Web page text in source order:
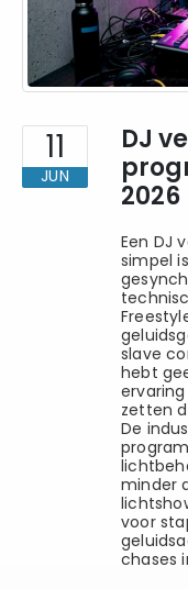
11
JUN
DJ
2026
Een DJ
simpel
slave
hebt
zetten
De
minder
voor
chases